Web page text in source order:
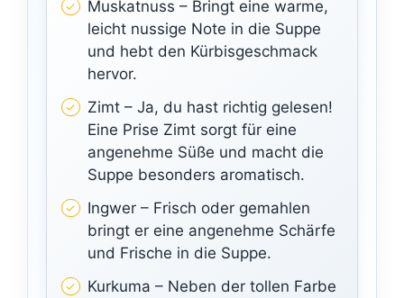
Muskatnuss – Bringt eine warme,
leicht nussige Note in die Suppe
und hebt den Kürbisgeschmack
hervor.
Zimt – Ja, du hast richtig gelesen!
Eine Prise Zimt sorgt für eine
angenehme Süße und macht die
Suppe besonders aromatisch.
Ingwer – Frisch oder gemahlen
bringt er eine angenehme Schärfe
und Frische in die Suppe.
Kurkuma – Neben der tollen Farbe